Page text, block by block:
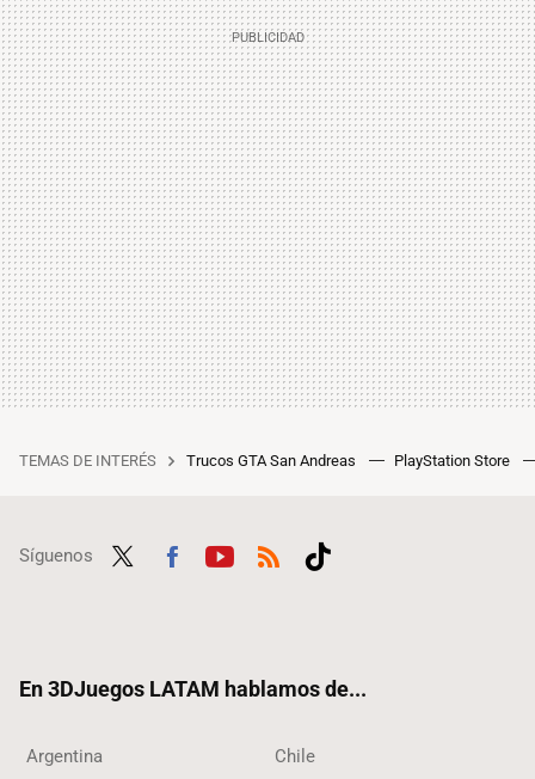
TEMAS DE INTERÉS Trucos GTA San Andreas PlayStation Store
Síguenos
En 3DJuegos LATAM hablamos de...
Argentina Chile